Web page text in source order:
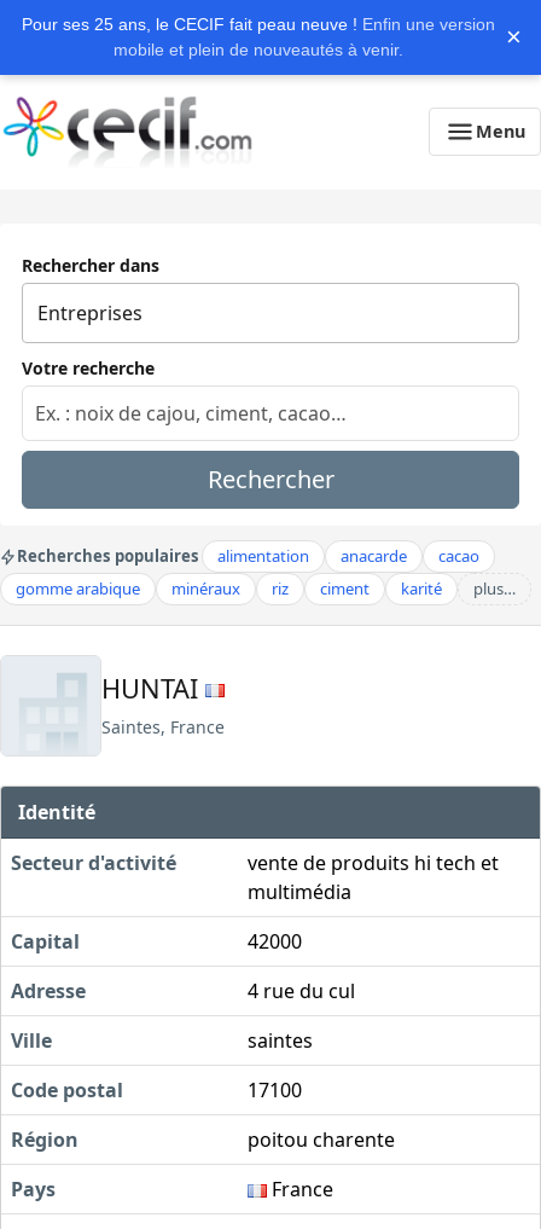
Pour ses 25 ans, le CECIF fait peau neuve ! Enfin une version
mobile et plein de nouveautés à venir.
×
Menu
Rechercher dans
Votre recherche
Rechercher
Recherches populaires alimentation anacarde
cacao
gomme arabique
minéraux riz ciment karité plus…
HUNTAI
Saintes, France
Identité
Secteur d'activité
vente de produits hi tech et
multimédia
Capital
42000
Adresse
4 rue du cul
Ville
saintes
Code postal
17100
Région
poitou charente
Pays
France